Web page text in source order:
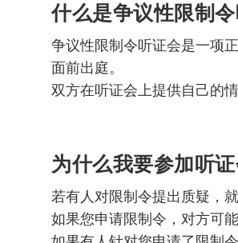
什么是争议性限制令
争议性限制令听证会是一项
面前出庭。
双方在听证会上提供自己的
为什么我要参加听证
若有人对限制令提出质疑，
如果您申请限制令，对方可